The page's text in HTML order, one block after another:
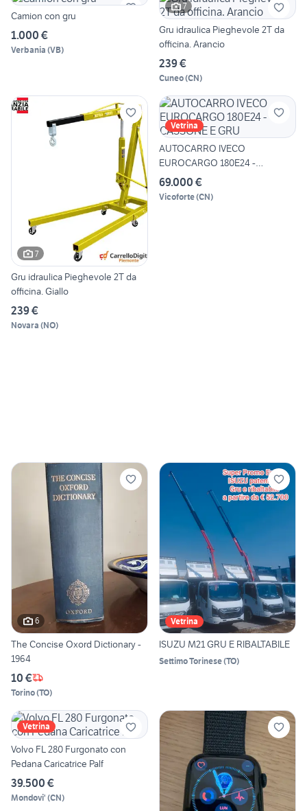
Camion con gru
1.000 €
Verbania (VB)
7
Gru idraulica Pieghevole 2T da
officina. Arancio
239 €
Cuneo(CN)
7
Gru idraulica Pieghevole 2T da
officina. Giallo
239 €
Novara (NO)
Vetrina
AUTOCARRO IVECO
EUROCARGO 180E24 -
69.000 €
Vicoforte(CN)
6
The Concise Oxord Dictionary -
1964
10 €
Torino(TO)
Vetrina
ISUZU M21 GRU E RIBALTABILE
Settimo Torinese(TO)
Vetrina
Volvo FL 280 Furgonato con
Pedana Caricatrice Palf
39.500 €
Mondovi' (CN)